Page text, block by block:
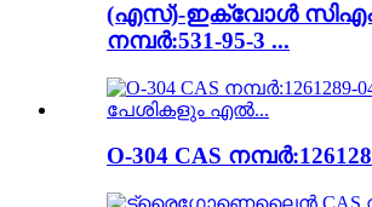
(എസ്)-ഇക്വോൾ
നമ്പർ:531-95-3 ...
O-304 CAS